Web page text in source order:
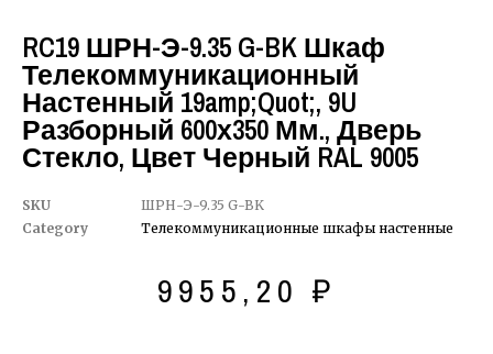
RC19 ШРН-Э-9.35 G-BK Шкаф
Телекоммуникационный
Настенный 19amp;quot;, 9U
Разборный 600х350 Мм., Дверь
Стекло, Цвет Черный RAL 9005
SKU
ШРН-Э-9.35 G-BK
Category
Телекоммуникационные шкафы настенные
9955,20 ₽